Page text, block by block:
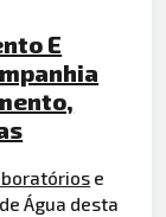
E
e
Água desta